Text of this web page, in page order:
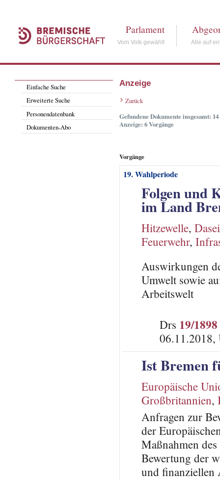
Parlament
Vom Volk gewählt Alle auf
Einfache Suche
Erweiterte Suche
Personendatenbank
Dokumenten-Abo
Anzeige
Zurück
Gefundene Dokumente insgesamt: 14
Anzeige: 6 Vorgänge
Vorgänge
19. Wahlperiode
Folgen und
im Land
Hitzewelle,
Feuerwehr,
Auswirkungen
Umwelt sowie
Arbeitswelt
Drs 19/1898
06.11.2018,
Ist Bremen
Europäische
Großbritannien,
Anfragen zur
der
Maßnahmen
Bewertung der
und finanziellen